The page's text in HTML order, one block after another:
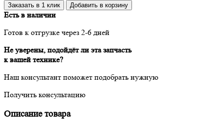
Заказать в 1 клик Добавить в корзину
Есть в наличии
Готов к отгрузке через 2-6 дней
Не уверены, подойдёт ли эта запчасть
к вашей технике?
Наш консультант поможет подобрать нужную
Получить консультацию
Описание товара